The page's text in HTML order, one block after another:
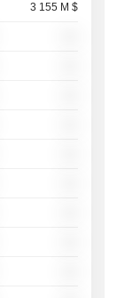
3 155 M $